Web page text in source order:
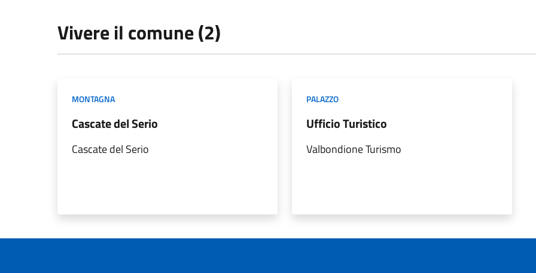
Vivere il comune (2)
MONTAGNA
Cascate del Serio
Cascate del Serio
PALAZZO
Ufficio Turistico
Valbondione Turismo